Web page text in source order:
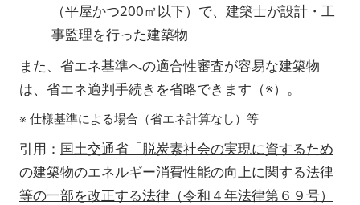
（平屋かつ200㎡以下）で、建築士が設計・工
事監理を行った建築物
また、省エネ基準への適合性審査が容易な建築物
は、省エネ適判手続きを省略できます（※）。
※ 仕様基準による場合（省エネ計算なし）等
引用： 国土交通省「脱炭素社会の実現に資するため
の建築物のエネルギー消費性能の向上に関する法律
等の一部を改正する法律（令和４年法律第６９号）